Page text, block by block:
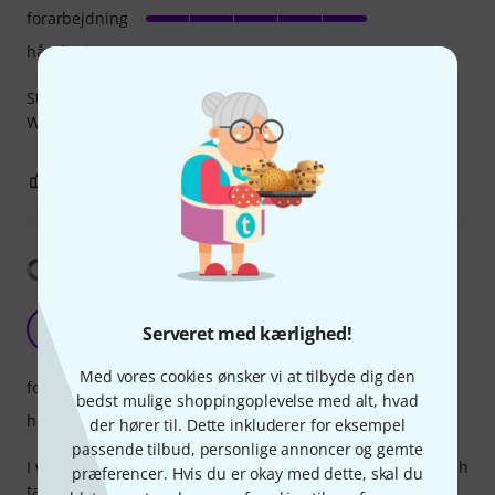
Serveret med kærlighed!
Med vores cookies ønsker vi at tilbyde dig den
bedst mulige shoppingoplevelse med alt, hvad
der hører til. Dette inkluderer for eksempel
passende tilbud, personlige annoncer og gemte
præferencer. Hvis du er okay med dette, skal du
Stevige tape, scheurt goed af.
Wat valt er nog meer te vertellen?
forarbejdning
håndtering
ANMELD BEDØMMELSE
JV
Jean-Claude Van Damme 11.03.2022
I wanted to save a few bucks by buying the cheapest of such
forarbejdning
håndtering